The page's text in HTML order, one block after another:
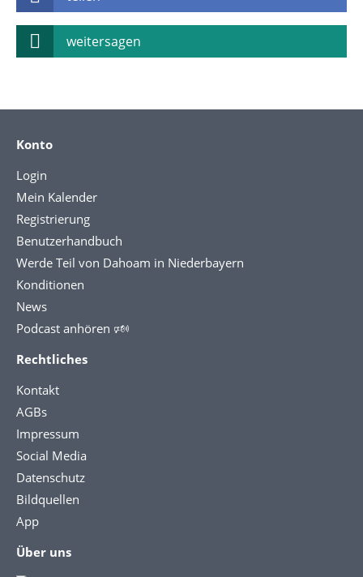
weitersagen
Konto
Login
Mein Kalender
Registrierung
Benutzerhandbuch
Werde Teil von Dahoam in Niederbayern
Konditionen
News
Podcast anhören 🕬
Rechtliches
Kontakt
AGBs
Impressum
Social Media
Datenschutz
Bildquellen
App
Über uns